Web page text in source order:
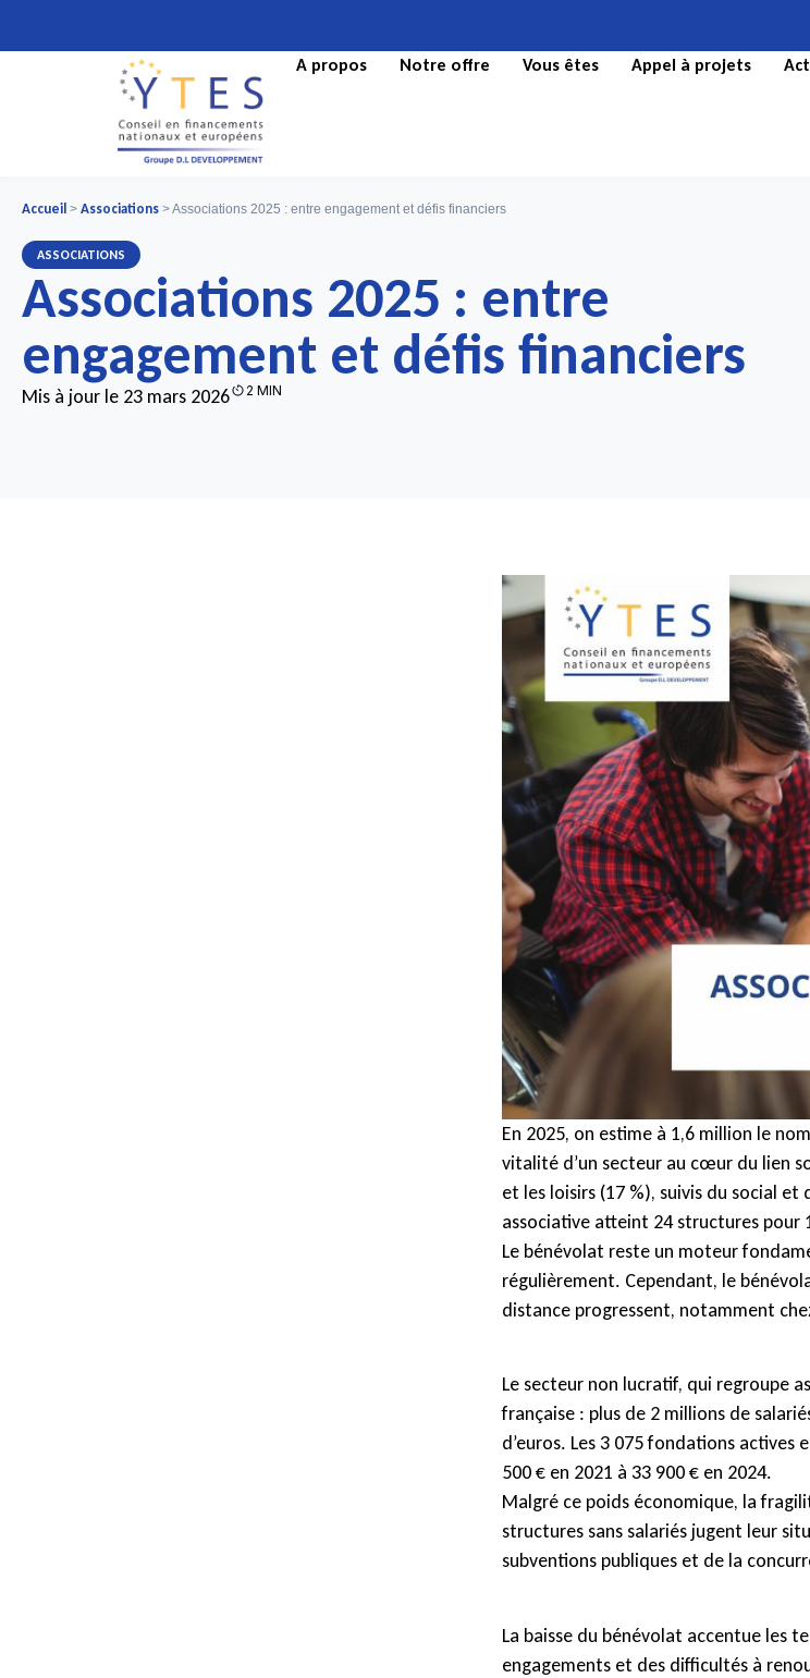
A propos Notre offre Vous êtes Appel à projets
Accueil > Associations >Associations 2025 : entre engagement et défis financiers
ASSOCIATIONS
Associations 2025 : entre
engagement et défis financiers
Mis à jour le 23 mars 2026 2 MIN
En 2025, on estime à 1,6 million le
vitalité d’un secteur au cœur du lien
et les loisirs (17 %), suivis du social
associative atteint 24 structures pour
Le bénévolat reste un moteur
régulièrement. Cependant, le
distance progressent, notamment
Le secteur non lucratif, qui regroupe
française : plus de 2 millions de
d’euros. Les 3 075 fondations actives
500 € en 2021 à 33 900 € en 2024.
Malgré ce poids économique, la
structures sans salariés jugent leur
subventions publiques et de la
La baisse du bénévolat accentue les
engagements et des difficultés à